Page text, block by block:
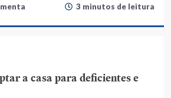
3 minutos de leitura
a casa para deficientes e